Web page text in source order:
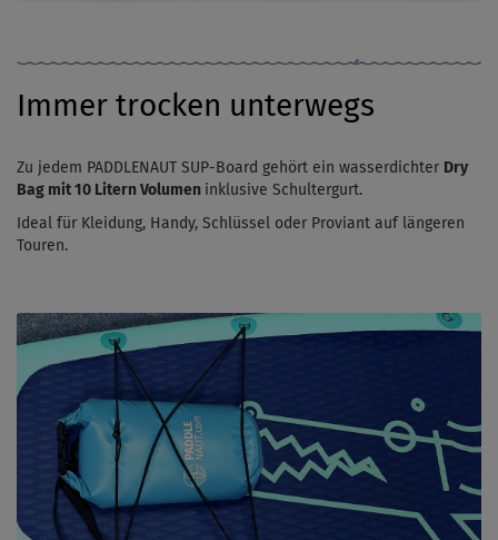
Immer trocken unterwegs
Zu jedem PADDLENAUT SUP-Board gehört ein wasserdichter Dry
Bag mit 10 Litern Volumen inklusive Schultergurt.
Ideal für Kleidung, Handy, Schlüssel oder Proviant auf längeren
Touren.